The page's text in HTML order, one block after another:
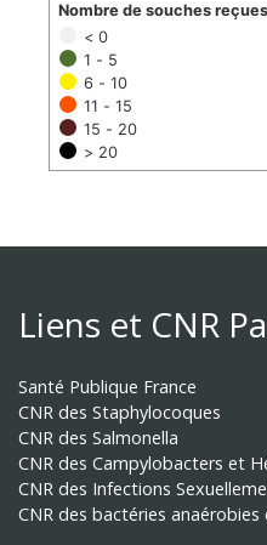
< 0
1 - 5
6 - 10
11 - 15
15 - 20
> 20
Nombre de souches reçues
Liens et CNR
Santé Publique France
CNR des Staphylocoques
CNR des Salmonella
CNR des Campylobacters et
CNR des Infections
CNR des bactéries